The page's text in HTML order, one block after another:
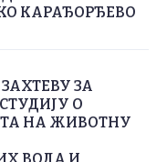
КАРАЂОРЂЕВО
ЗА
О
НА ЖИВОТНУ